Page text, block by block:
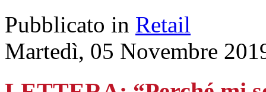
Pubblicato in Retail
Martedì, 05 Novembre